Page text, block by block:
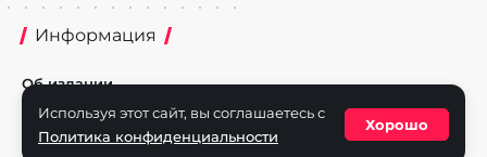
Информация
Об издании
Реклама на портале
Политика конфиденциальности
Используя этот сайт, вы соглашаетесь с
Политика конфиденциальности
Хорошо